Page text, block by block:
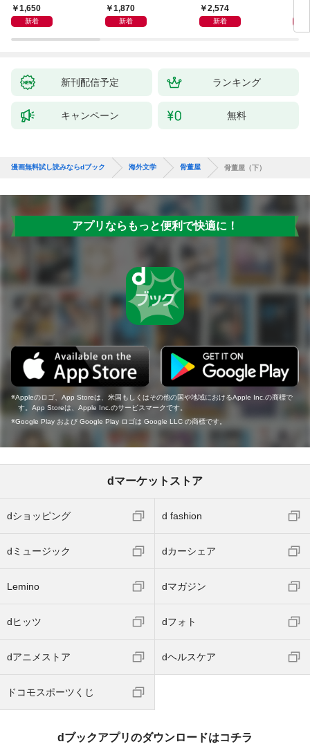
1,650
新着
1,870
新着
装版］
2,574
新着
新刊配信予定 ランキング
キャンペーン 無料
漫画無料試し読みならdブック 海外文学 骨董屋 骨董屋（下）
アプリならもっと便利で快適に！
Appleのロゴ、App Storeは、米国もしくはその他の国や地域におけるApple Inc.の商標で
す。App Storeは、Apple Inc.のサービスマークです。
Google Play および Google Play ロゴは Google LLC の商標です。
dマーケットストア
dショッピング d fashion
dミュージック dカーシェア
Lemino dマガジン
dヒッツ dフォト
dアニメストア dヘルスケア
ドコモスポーツくじ
dブックアプリのダウンロードはコチラ